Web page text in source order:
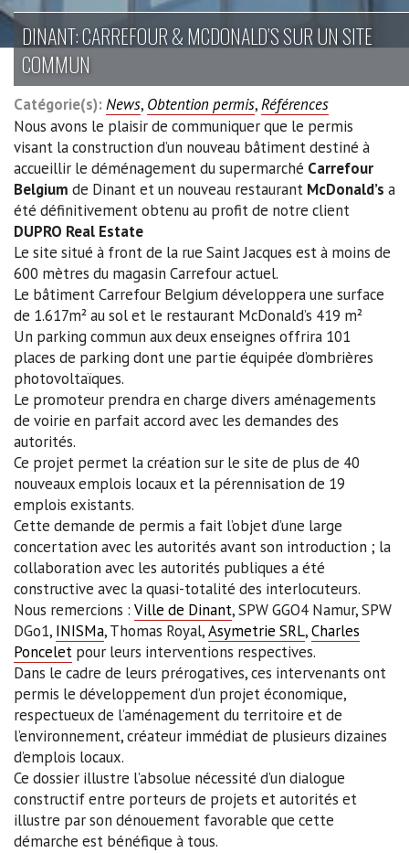
DINANT: CARREFOUR & MCDONALD’S SUR UN SITE
COMMUN
Catégorie(s):News, Obtention permis,Références
Nous avons le plaisir de communiquer que le permis
visant la construction d’un nouveau bâtiment destiné à
accueillir le déménagement du supermarché Carrefour
Belgium de Dinant et un nouveau restaurant McDonald’s a
été définitivement obtenu au profit de notre client
DUPRO Real Estate
Le site situé à front de la rue Saint Jacques est à moins de
600 mètres du magasin Carrefour actuel.
Le bâtiment Carrefour Belgium développera une surface
de 1.617m² au sol et le restaurant McDonald’s 419 m²
Un parking commun aux deux enseignes offrira 101
places de parking dont une partie équipée d’ombrières
photovoltaïques.
Le promoteur prendra en charge divers aménagements
de voirie en parfait accord avec les demandes des
autorités.
Ce projet permet la création sur le site de plus de 40
nouveaux emplois locaux et la pérennisation de 19
emplois existants.
Cette demande de permis a fait l’objet d’une large
concertation avec les autorités avant son introduction ; la
collaboration avec les autorités publiques a été
constructive avec la quasi-totalité des interlocuteurs.
Nous remercions : Ville de Dinant, SPW GGO4 Namur, SPW
DGo1, INISMa, Thomas Royal,Asymetrie SRL,Charles
Poncelet pour leurs interventions respectives.
Dans le cadre de leurs prérogatives, ces intervenants ont
permis le développement d’un projet économique,
respectueux de l’aménagement du territoire et de
l’environnement, créateur immédiat de plusieurs dizaines
d’emplois locaux.
Ce dossier illustre l’absolue nécessité d’un dialogue
constructif entre porteurs de projets et autorités et
illustre par son dénouement favorable que cette
démarche est bénéfique à tous.